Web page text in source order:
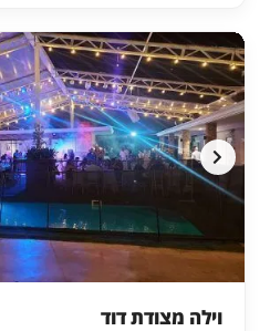
וילה מצודת דוד